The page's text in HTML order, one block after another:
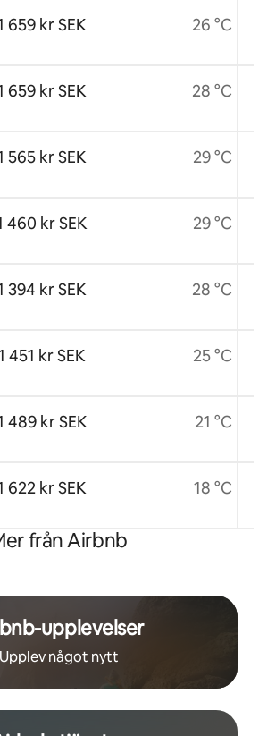
659 kr SEK
659 kr SEK
565 kr SEK
460 kr SEK
394 kr SEK
451 kr SEK
489 kr SEK
622 kr SEK
26 °C
28 °C
29 °C
29 °C
28 °C
25 °C
21 °C
18 °C
från Airbnb
upplevelser
Upplev något nytt